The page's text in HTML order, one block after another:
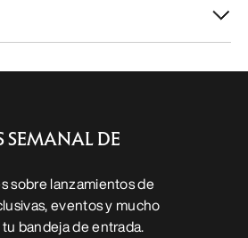
SEMANAL DE
sobre lanzamientos de
eventos y mucho
bandeja de entrada.